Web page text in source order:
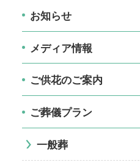
お知らせ
メディア情報
ご供花のご案内
ご葬儀プラン
一般葬